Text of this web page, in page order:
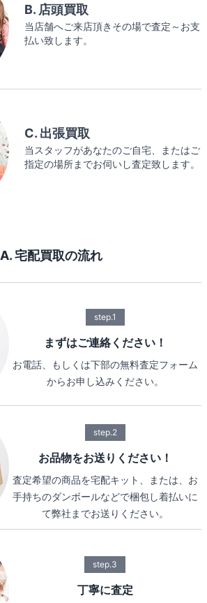
B. 店頭買取
当店舗へご来店頂きその場で査定～お支
払い致します。
C. 出張買取
当スタッフがあなたのご自宅、またはご
指定の場所までお伺いし査定致します。
A. 宅配買取の流れ
step.1
まずはご連絡ください！
お電話、もしくは下部の無料査定フォーム
からお申し込みください。
step.2
お品物をお送りください！
査定希望の商品を宅配キット、または、お
手持ちのダンボールなどで梱包し着払いに
て弊社までお送りください。
step.3
丁寧に査定